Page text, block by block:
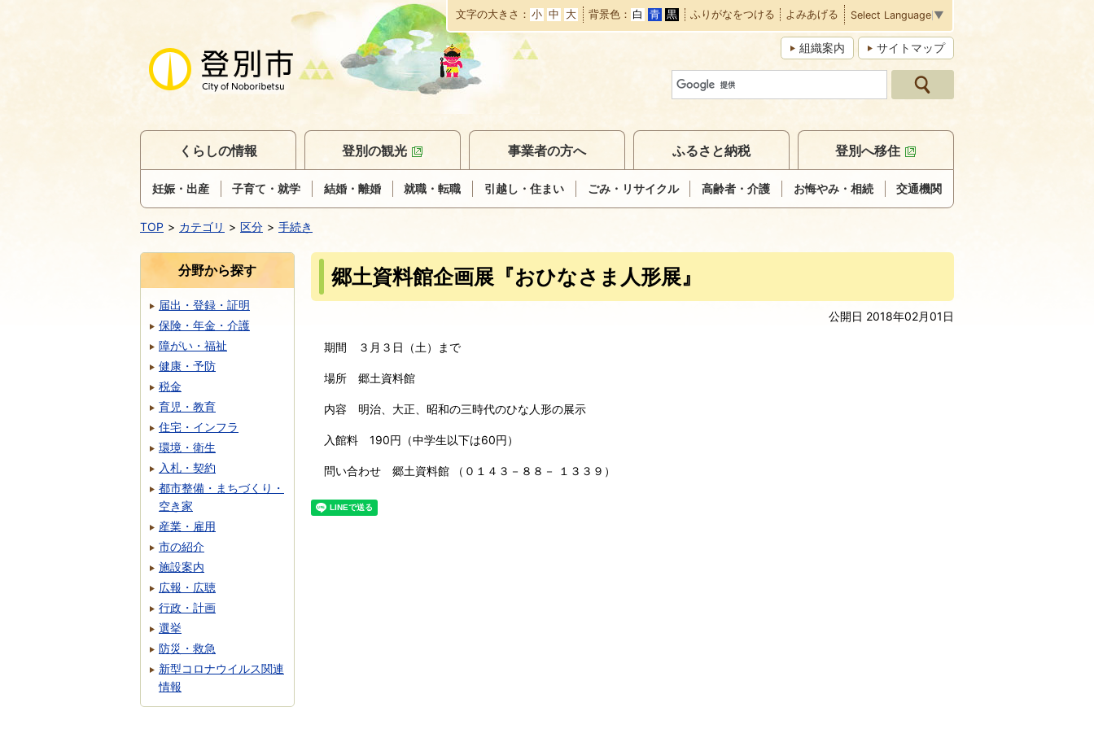
本
文
へ
移
動
文字の大きさ 小 中 大 背景色 白 青 黒 ふりがなをつける よみあげる Select Language ▼
組織案内 サイトマップ
くらしの情報
妊娠・出産 子育て・就学 結婚・離婚 就職・転職 引越し・住まい ごみ・リサイクル 高齢者・介護 お悔やみ・相続 交通機関
登別の観光 事業者の方へ ふるさと納税 登別へ移住
TOP カテゴリ 区分 手続き
郷土資料館企画展『おひなさま人形展』
公開日 2018年02月01日
期間 ３月３日（土）まで
場所 郷土資料館
内容 明治、大正、昭和の三時代のひな人形の展示
入館料 190円（中学生以下は60円）
問い合わせ 郷土資料館 （０１４３－８８－ １３３９）
分野から探す
届出・登録・証明
保険・年金・介護
障がい・福祉
健康・予防
税金
育児・教育
住宅・インフラ
環境・衛生
入札・契約
都市整備・まちづくり・
空き家
産業・雇用
市の紹介
施設案内
広報・広聴
行政・計画
選挙
防災・救急
新型コロナウイルス関連
情報